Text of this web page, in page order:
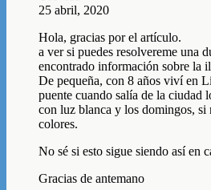
25 abril, 2020
Hola, gracias por el artículo.
a ver si puedes resolvereme una
encontrado información sobre la
De pequeña, con 8 años viví en
puente cuando salía de la ciudad
con luz blanca y los domingos, si
colores.
No sé si esto sigue siendo así en
Gracias de antemano